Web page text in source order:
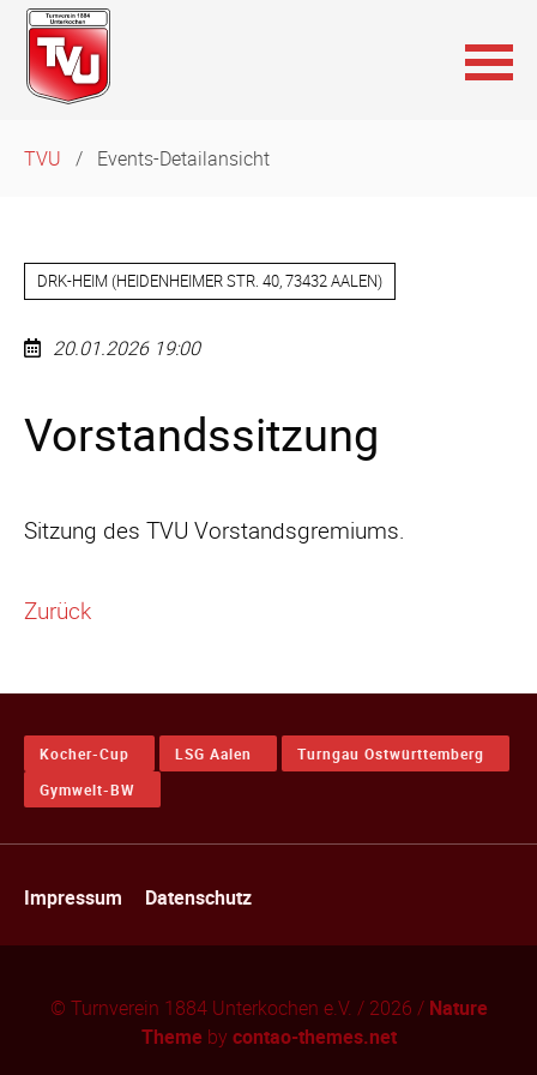
überspringen
TVU Events-Detailansicht
DRK-HEIM (HEIDENHEIMER STR. 40, 73432 AALEN)
20.01.2026 19:00
Vorstandssitzung
Sitzung des TVU Vorstandsgremiums.
Zurück
Kocher-Cup LSG Aalen
Turngau Ostwürttemberg
Gymwelt-BW
überspringen
Impressum Datenschutz
© Turnverein 1884 Unterkochen e.V. / 2026 / Nature
Themeby contao-themes.net